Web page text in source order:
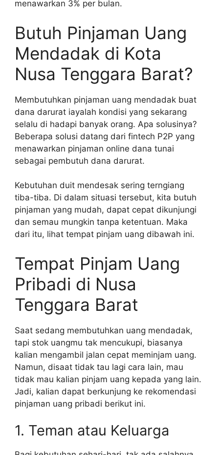
menawarkan 3% per bulan.
Butuh Pinjaman Uang
Mendadak di Kota
Nusa Tenggara Barat?
Membutuhkan pinjaman uang mendadak buat
dana darurat iayalah kondisi yang sekarang
selalu di hadapi banyak orang. Apa solusinya?
Beberapa solusi datang dari fintech P2P yang
menawarkan pinjaman online dana tunai
sebagai pembutuh dana darurat.
Kebutuhan duit mendesak sering terngiang
tiba-tiba. Di dalam situasi tersebut, kita butuh
pinjaman yang mudah, dapat cepat dikunjungi
dan semau mungkin tanpa ketentuan. Maka
dari itu, lihat tempat pinjam uang dibawah ini.
Tempat Pinjam Uang
Pribadi di Nusa
Tenggara Barat
Saat sedang membutuhkan uang mendadak,
tapi stok uangmu tak mencukupi, biasanya
kalian mengambil jalan cepat meminjam uang.
Namun, disaat tidak tau lagi cara lain, mau
tidak mau kalian pinjam uang kepada yang lain.
Jadi, kalian dapat berkunjung ke rekomendasi
pinjaman uang pribadi berikut ini.
1. Teman atau Keluarga